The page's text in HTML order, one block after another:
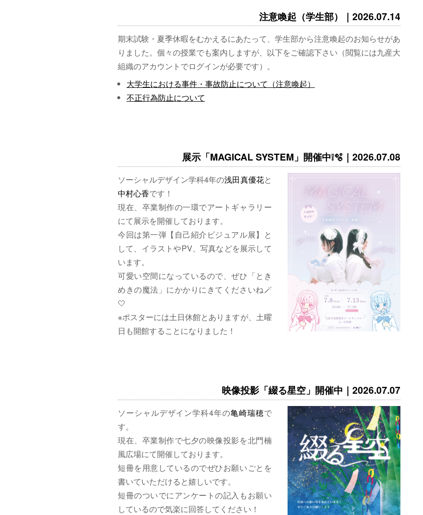
注意喚起（学生部）｜2026.07.14
期末試験・夏季休暇をむかえるにあたって、学生部から注意喚起のお知らせがあ
りました。個々の授業でも案内しますが、以下をご確認下さい（閲覧には九産大
組織のアカウントでログインが必要です）。
大学生における事件・事故防止について（注意喚起）
不正行為防止について
展示「MAGICAL SYSTEM」開催中❕🫧｜2026.07.08
ソーシャルデザイン学科4年の浅田真優花と
中村心香です！
現在、卒業制作の一環でアートギャラリー
にて展示を開催しております。
今回は第一弾【自己紹介ビジュアル展】と
して、イラストやPV、写真などを展示して
います。
可愛い空間になっているので、ぜひ「とき
めきの魔法」にかかりにきてくださいね🪄
🤍
※ポスターには土日休館とありますが、土曜
日も開館することになりました！
映像投影「綴る星空」開催中｜2026.07.07
ソーシャルデザイン学科4年の亀崎瑞穂で
す。
現在、卒業制作で七夕の映像投影を北門楠
風広場にて開催しております。
短冊を用意しているのでぜひお願いごとを
書いていただけると嬉しいです。
短冊のついでにアンケートの記入もお願い
しているので気楽に回答してください！